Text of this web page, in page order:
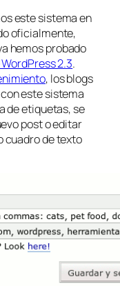
este sistema en
oficialmente,
hemos probado
2.3.
, los blogs
este sistema
de etiquetas, se
post o editar
cuadro de texto